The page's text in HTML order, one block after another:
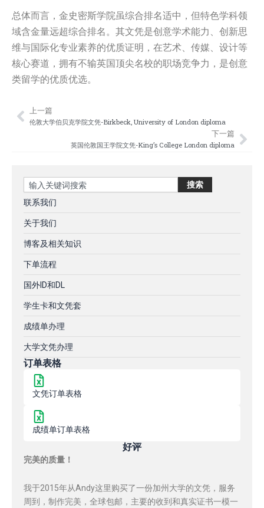
总体而言，金史密斯学院虽综合排名适中，但特色学科领
域含金量远超综合排名。其文凭是创意学术能力、创新思
维与国际化专业素养的优质证明，在艺术、传媒、设计等
核心赛道，拥有不输英国顶尖名校的职场竞争力，是创意
类留学的优质优选。
Prev
上一篇
伦敦大学伯贝克学院文凭-Birkbeck, University of London diploma
下一篇
英国伦敦国王学院文凭-King’s College London diploma
Search 搜索
联系我们
关于我们
博客及相关知识
下单流程
国外ID和DL
学生卡和文凭套
成绩单办理
大学文凭办理
订单表格
文凭订单表格
成绩单订单表格
好评
完美的质量！
我于2015年从Andy这里购买了一份加州大学的文凭，服务
周到，制作完美，全球包邮，主要的收到和真实证书一模一